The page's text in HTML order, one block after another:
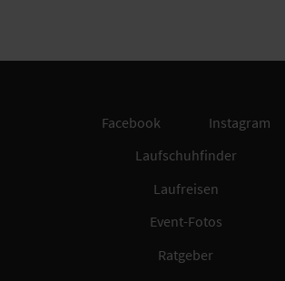
Facebook
Instagram
Laufschuhfinder
Laufreisen
Event-Fotos
Ratgeber